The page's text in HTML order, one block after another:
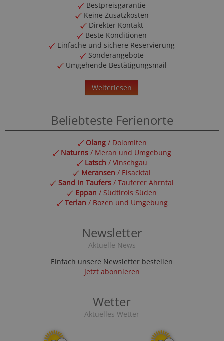
Bestpreisgarantie
Keine Zusatzkosten
Direkter Kontakt
Beste Konditionen
Einfache und sichere Reservierung
Sonderangebote
Umgehende Bestätigungsmail
Weiterlesen
Beliebteste Ferienorte
Olang/ Dolomiten
Naturns / Meran und Umgebung
Latsch / Vinschgau
Meransen / Eisacktal
Sand in Taufers / Tauferer Ahrntal
Eppan / Südtirols Süden
Terlan / Bozen und Umgebung
Newsletter
Aktuelle News
Einfach unsere Newsletter bestellen
Jetzt abonnieren
Wetter
Aktuelles Wetter